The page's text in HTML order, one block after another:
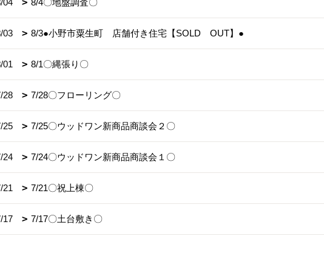
04 8/4〇地盤調査〇
03 8/3●小野市粟生町 店舗付き住宅【SOLD OUT】●
01 8/1〇縄張り〇
28 7/28〇フローリング〇
25 7/25〇ウッドワン新商品商談会２〇
24 7/24〇ウッドワン新商品商談会１〇
21 7/21〇祝上棟〇
17 7/17〇土台敷き〇